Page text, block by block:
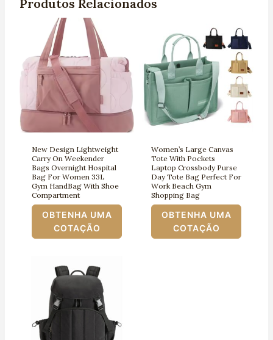
Produtos Relacionados
New Design Lightweight
Carry On Weekender
Bags Overnight Hospital
Bag For Women 33L
Gym HandBag With Shoe
Compartment
OBTENHA UMA
COTAÇÃO
Women’s Large Canvas
Tote With Pockets
Laptop Crossbody Purse
Day Tote Bag Perfect For
Work Beach Gym
Shopping Bag
OBTENHA UMA
COTAÇÃO